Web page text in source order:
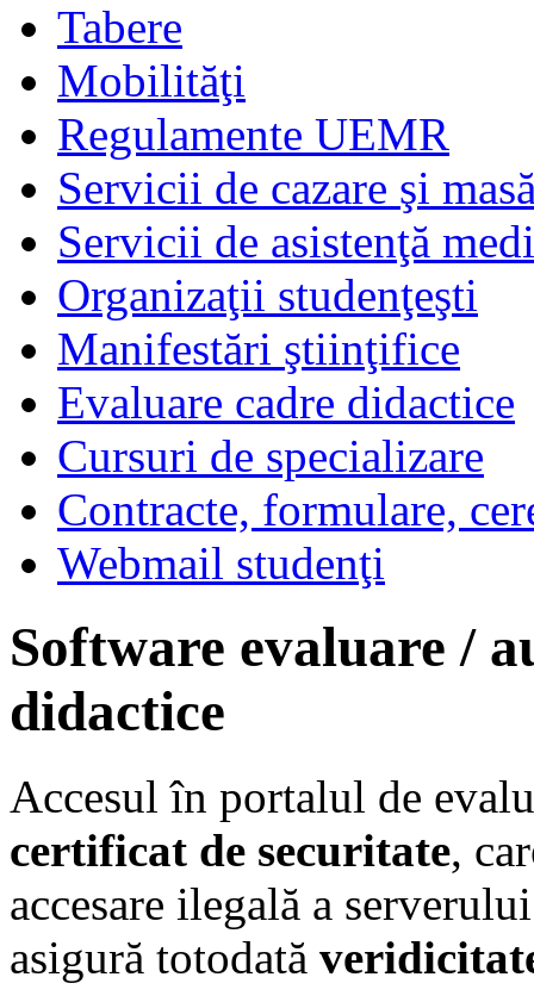
Tabere
Mobilităţi
Regulamente UEMR
Servicii de cazare şi
Servicii de asistenţă
Organizaţii studenţeşti
Manifestări ştiinţifice
Evaluare cadre didactice
Cursuri de specializare
Contracte, formulare,
Webmail studenţi
Software evaluare /
didactice
Accesul în portalul de
certificat de securitate,
accesare ilegală a
asigură totodată